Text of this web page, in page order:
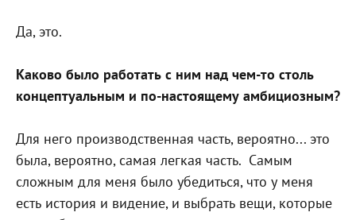
Да, это.
Каково было работать с ним над чем-то столь
концептуальным и по-настоящему амбициозным?
Для него производственная часть, вероятно... это
была, вероятно, самая легкая часть. Самым
сложным для меня было убедиться, что у меня
есть история и видение, и выбрать вещи, которые